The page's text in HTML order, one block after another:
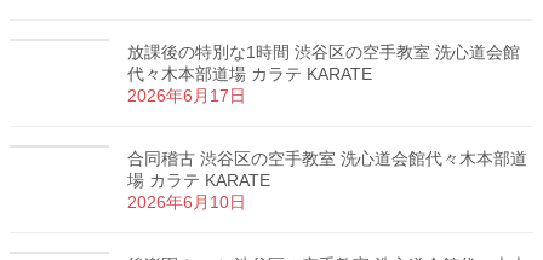
放課後の特別な1時間 渋谷区の空手教室 洗心道会館
代々木本部道場 カラテ KARATE
2026年6月17日
合同稽古 渋谷区の空手教室 洗心道会館代々木本部道
場 カラテ KARATE
2026年6月10日